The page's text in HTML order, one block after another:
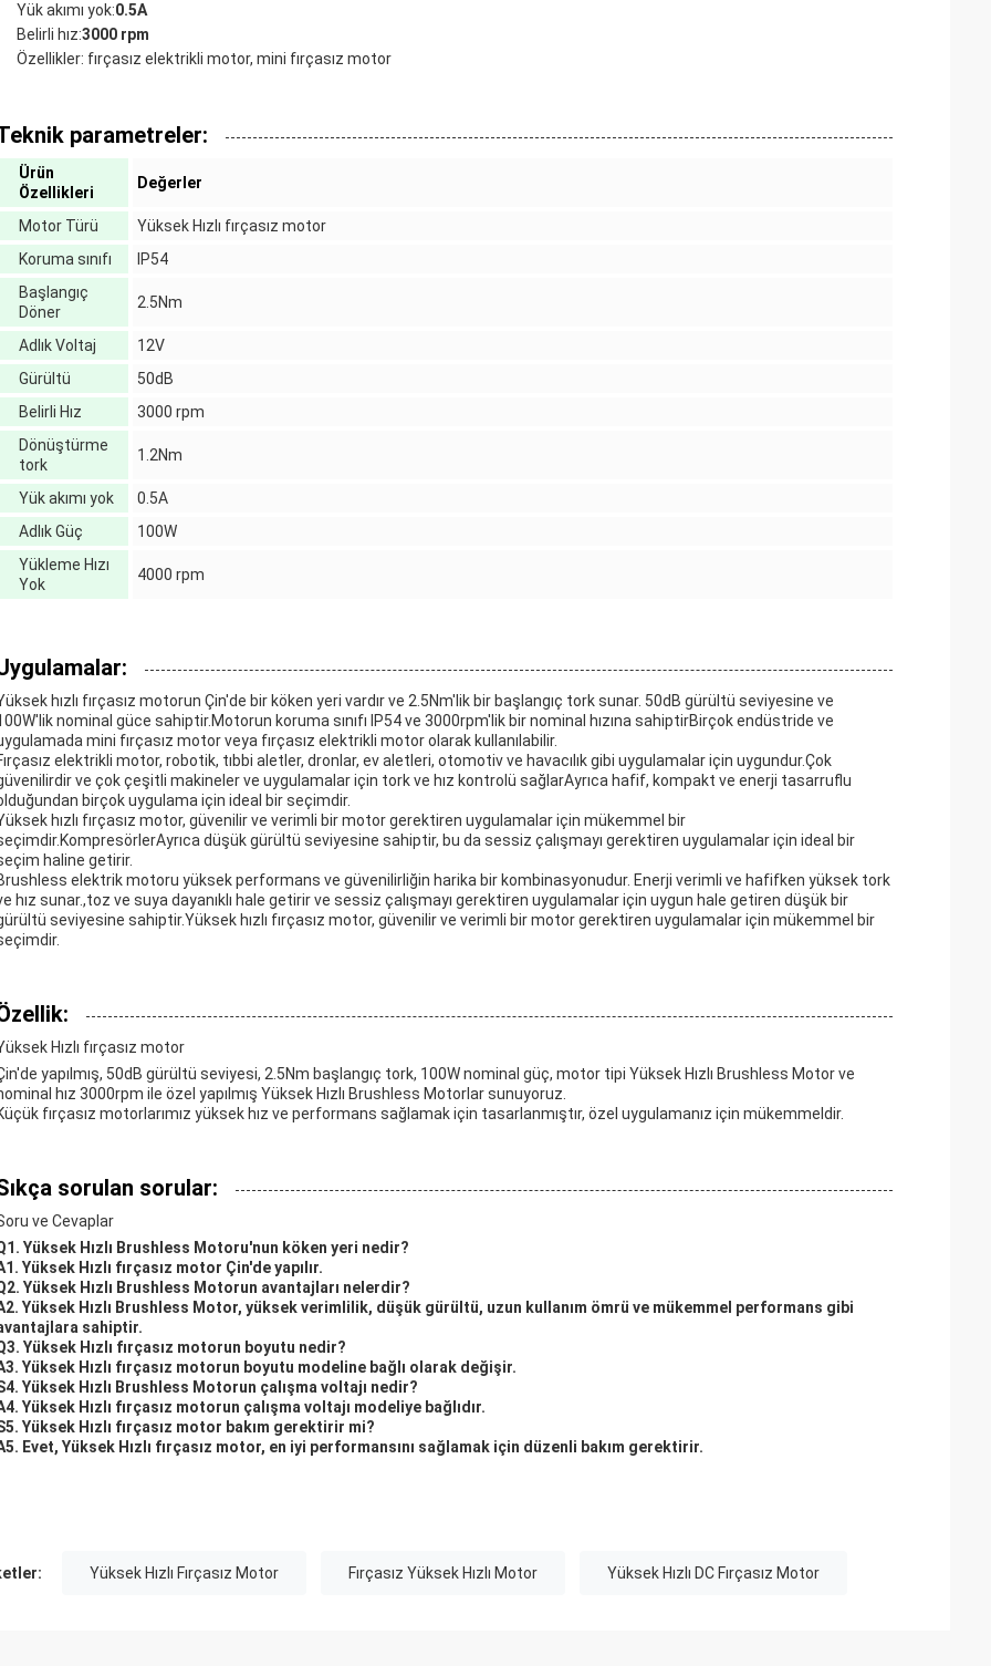
Yük akımı yok:0.5A
Belirli hız:3000 rpm
Özellikler: fırçasız elektrikli motor, mini fırçasız motor
parametreler:
Ürün
Özellikleri
Değerler
Motor Türü
Yüksek Hızlı fırçasız motor
Koruma sınıfı
IP54
Başlangıç
Döner
2.5Nm
Adlık Voltaj
12V
Gürültü
50dB
Belirli Hız
3000 rpm
Dönüştürme
tork
1.2Nm
Yük akımı yok
0.5A
Adlık Güç
100W
Yükleme Hızı
Yok
4000 rpm
hızlı fırçasız motorun Çin'de bir köken yeri vardır ve 2.5Nm'lik bir başlangıç tork sunar. 50dB gürültü seviyesine ve
nominal güce sahiptir.Motorun koruma sınıfı IP54 ve 3000rpm'lik bir nominal hızına sahiptirBirçok endüstride ve
mini fırçasız motor veya fırçasız elektrikli motor olarak kullanılabilir.
elektrikli motor, robotik, tıbbi aletler, dronlar, ev aletleri, otomotiv ve havacılık gibi uygulamalar için uygundur.Çok
ve çok çeşitli makineler ve uygulamalar için tork ve hız kontrolü sağlarAyrıca hafif, kompakt ve enerji tasarruflu
birçok uygulama için ideal bir seçimdir.
hızlı fırçasız motor, güvenilir ve verimli bir motor gerektiren uygulamalar için mükemmel bir
düşük gürültü seviyesine sahiptir, bu da sessiz çalışmayı gerektiren uygulamalar için ideal bir
haline getirir.
elektrik motoru yüksek performans ve güvenilirliğin harika bir kombinasyonudur. Enerji verimli ve hafifken yüksek tork
hız sunar.,toz ve suya dayanıklı hale getirir ve sessiz çalışmayı gerektiren uygulamalar için uygun hale getiren düşük bir
seviyesine sahiptir.Yüksek hızlı fırçasız motor, güvenilir ve verimli bir motor gerektiren uygulamalar için mükemmel bir
Hızlı fırçasız motor
yapılmış, 50dB gürültü seviyesi, 2.5Nm başlangıç tork, 100W nominal güç, motor tipi Yüksek Hızlı Brushless Motor ve
hız 3000rpm ile özel yapılmış Yüksek Hızlı Brushless Motorlar sunuyoruz.
fırçasız motorlarımız yüksek hız ve performans sağlamak için tasarlanmıştır, özel uygulamanız için mükemmeldir.
sorulan sorular:
ve Cevaplar
Yüksek Hızlı Brushless Motoru'nun köken yeri nedir?
Yüksek Hızlı fırçasız motor Çin'de yapılır.
Yüksek Hızlı Brushless Motorun avantajları nelerdir?
Yüksek Hızlı Brushless Motor, yüksek verimlilik, düşük gürültü, uzun kullanım ömrü ve mükemmel performans gibi
sahiptir.
Yüksek Hızlı fırçasız motorun boyutu nedir?
Yüksek Hızlı fırçasız motorun boyutu modeline bağlı olarak değişir.
Yüksek Hızlı Brushless Motorun çalışma voltajı nedir?
Yüksek Hızlı fırçasız motorun çalışma voltajı modeliye bağlıdır.
Yüksek Hızlı fırçasız motor bakım gerektirir mi?
Evet, Yüksek Hızlı fırçasız motor, en iyi performansını sağlamak için düzenli bakım gerektirir.
Yüksek Hızlı Fırçasız Motor Fırçasız Yüksek Hızlı Motor Yüksek Hızlı DC Fırçasız Motor